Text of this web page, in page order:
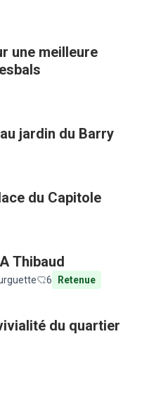
une meilleure
jardin du Barry
du Capitole
Thibaud
6 Retenue
du quartier